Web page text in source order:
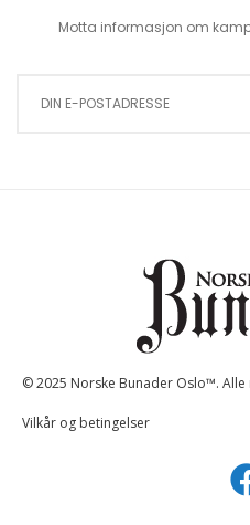
Motta informasjon om
© 2025 Norske Bunader Oslo™.
Vilkår og betingelser